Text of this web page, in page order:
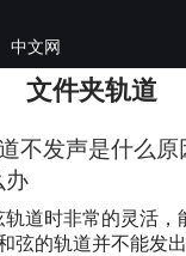
文件夹轨道
不发声是什么原
办
轨道时非常的灵活
弦的轨道并不能发